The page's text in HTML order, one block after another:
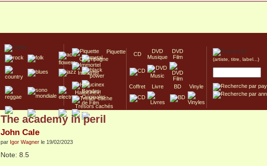
Piquette
Champagne
Immortel
Hallucinex!
Trésors cachés
Culte/Collector
CD
DVD
Musique
DVD
Film
Coffret Livre BD Vinyle
(artiste, titre, label...)
The academy in peril
John Cale
par Igor Wagner le 19/02/2023
Note: 8.5